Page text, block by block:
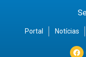
Portal Notícias